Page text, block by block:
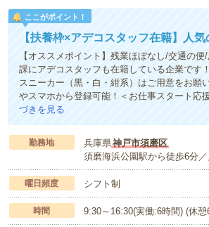
ここがポイント！
【扶養枠×アデコスタッフ在籍】人
【オススメポイント】残業ほぼなし/交通の
課にアデコスタッフも在籍している企業です
スニーカー（黒・白・紺系）はご用意をお願
やスマホから登録可能！＜お仕事スタート
づきを見る
勤務地 兵庫県神戸市須磨区
須磨海浜公園駅から徒歩6分
曜日頻度 シフト制
時間 9:30～16:30(実働:6時間) (休